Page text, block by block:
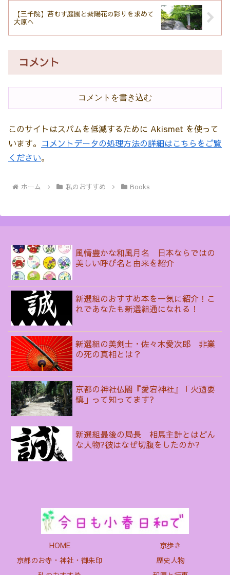
【三千院】苔むす庭園と紫陽花の彩りを求めて
大原へ
コメント
コメントを書き込む
このサイトはスパムを低減するために Akismet を使って
います。 コメントデータの処理方法の詳細はこちらをご覧
ください。
ホーム 私のおすすめ Books
風情豊かな和風月名 日本ならではの
美しい呼び名と由来を紹介
新選組のおすすめ本を一気に紹介！こ
れであなたも新選組通になれる！
新選組の美剣士・佐々木愛次郎 非業
の死の真相とは？
京都の神社仏閣『愛宕神社』「火迺要
慎」って知ってます?
新選組最後の局長 相馬主計とはどん
な人物?彼はなぜ切腹をしたのか?
HOME
京歩き
京都のお寺・神社・御朱印
歴史人物